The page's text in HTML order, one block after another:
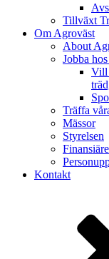
Tillväxt
Om Agroväst
About
Jobba
Vill
Träffa
Mässor
Styrelsen
Kontakt